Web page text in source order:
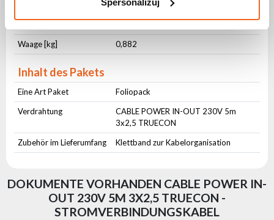
Klett-Kabelbinder
Waage [kg]
0,882
Inhalt des Pakets
Eine Art Paket
Foliopack
Verdrahtung
CABLE POWER IN-OUT 230V 5m
3x2,5 TRUECON
Zubehör im Lieferumfang
Klettband zur Kabelorganisation
DOKUMENTE VORHANDEN CABLE POWER IN-
OUT 230V 5M 3X2,5 TRUECON -
STROMVERBINDUNGSKABEL